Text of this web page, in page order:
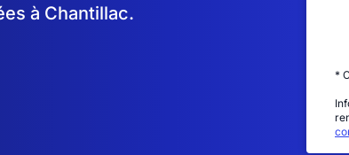
à Chantillac.
*